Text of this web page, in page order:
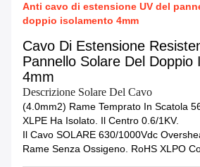
Anti cavo di estensione UV del
doppio isolamento 4mm
Cavo Di Estensione
Pannello Solare Del Doppio
4mm
Descrizione Solare Del Cavo
(4.0mm2) Rame Temprato In Scatola
XLPE Ha Isolato. Il Centro 0.6/1KV.
Il Cavo SOLARE 630/1000Vdc
Rame Senza Ossigeno. RoHS XLPO